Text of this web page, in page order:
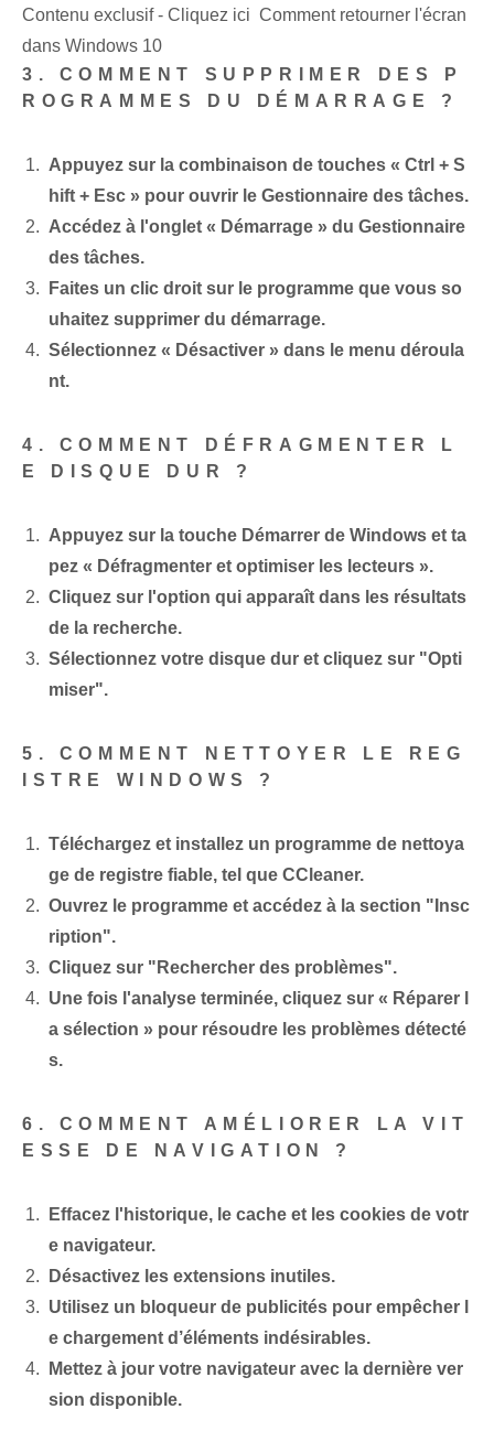
Contenu exclusif - Cliquez ici Comment retourner l'écran
dans Windows 10
3. COMMENT SUPPRIMER DES P
ROGRAMMES DU DÉMARRAGE ?
Appuyez sur la combinaison de touches « Ctrl + S
hift + Esc » pour ouvrir le Gestionnaire des tâches.
Accédez à l'onglet « Démarrage » du Gestionnaire
des tâches.
Faites un clic droit sur le programme que vous so
uhaitez supprimer du démarrage.
Sélectionnez « Désactiver » dans le menu déroula
nt.
4. COMMENT DÉFRAGMENTER L
E DISQUE DUR ?
Appuyez sur la touche Démarrer de Windows et ta
pez « Défragmenter et optimiser les lecteurs ».
Cliquez sur l'option qui apparaît dans les résultats
de la recherche.
Sélectionnez votre disque dur et cliquez sur "Opti
miser".
5. COMMENT NETTOYER LE REG
ISTRE WINDOWS ?
Téléchargez et installez un programme de nettoya
ge de registre fiable, tel que CCleaner.
Ouvrez le programme et accédez à la section "Insc
ription".
Cliquez sur "Rechercher des problèmes".
Une fois l'analyse terminée, cliquez sur « Réparer l
a sélection » pour résoudre les problèmes détecté
s.
6. COMMENT AMÉLIORER LA VIT
ESSE DE NAVIGATION ?
Effacez l'historique, le cache et les cookies de votr
e navigateur.
Désactivez les extensions inutiles.
Utilisez un bloqueur de publicités pour empêcher l
e chargement d’éléments indésirables.
Mettez à jour votre navigateur avec la dernière ver
sion disponible.